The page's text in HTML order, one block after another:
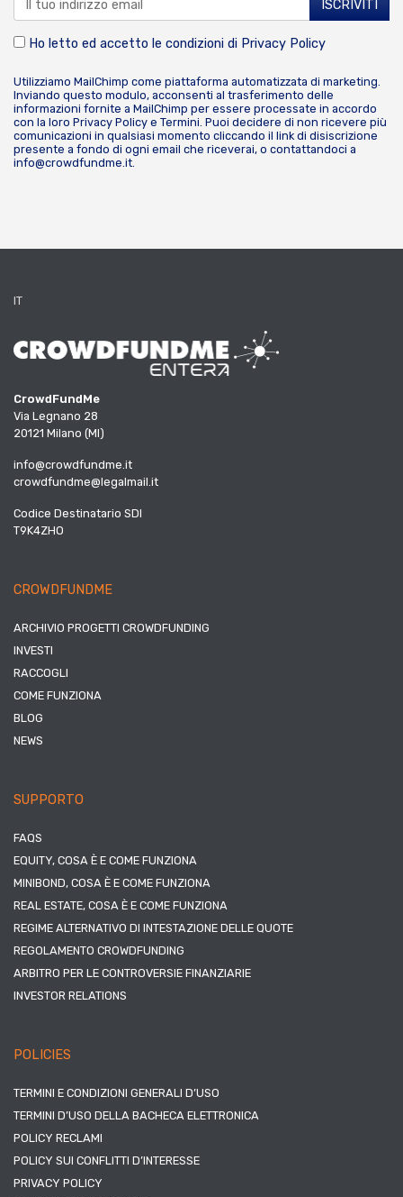
Ho letto ed accetto le condizioni di Privacy Policy
Utilizziamo MailChimp come piattaforma automatizzata di marketing.
Inviando questo modulo, acconsenti al trasferimento delle
informazioni fornite a MailChimp per essere processate in accordo
con la loro Privacy Policy e Termini. Puoi decidere di non ricevere più
comunicazioni in qualsiasi momento cliccando il link di disiscrizione
presente a fondo di ogni email che riceverai, o contattandoci a
info@crowdfundme.it.
IT
CrowdFundMe
Via Legnano 28
20121 Milano (MI)
info@crowdfundme.it
crowdfundme@legalmail.it
Codice Destinatario SDI
T9K4ZHO
CROWDFUNDME
ARCHIVIO PROGETTI CROWDFUNDING
INVESTI
RACCOGLI
COME FUNZIONA
BLOG
NEWS
SUPPORTO
FAQS
EQUITY, COSA È E COME FUNZIONA
MINIBOND, COSA È E COME FUNZIONA
REAL ESTATE, COSA È E COME FUNZIONA
REGIME ALTERNATIVO DI INTESTAZIONE DELLE QUOTE
REGOLAMENTO CROWDFUNDING
ARBITRO PER LE CONTROVERSIE FINANZIARIE
INVESTOR RELATIONS
POLICIES
TERMINI E CONDIZIONI GENERALI D’USO
TERMINI D’USO DELLA BACHECA ELETTRONICA
POLICY RECLAMI
POLICY SUI CONFLITTI D’INTERESSE
PRIVACY POLICY